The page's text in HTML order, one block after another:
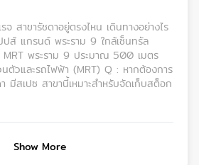
สาขารัชดาอยู่ตรงไหน เดินทางอย่างไร
ปส์ แกรนด์ พระราม 9 ใกล้เซ็นทรัล
MRT พระราม 9 ประมาณ 500 เมตร
ตัวและรถไฟฟ้า (MRT) Q : หากต้องการ
มีสเปซ สาขานี้เหมาะสำหรับจัดเก็บสต็อก
Show More